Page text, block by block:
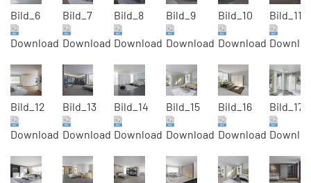
Bild_6
Download
Bild_7
Download
Bild_8
Download
Bild_9
Download
Bild_10
Download
Bild_11
Bild_12
Download
Bild_13
Download
Bild_14
Download
Bild_15
Download
Bild_16
Download
Bild_17